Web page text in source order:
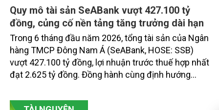
Quy mô tài sản SeABank vượt 427.100 tỷ
đồng, củng cố nền tảng tăng trưởng dài hạn
Trong 6 tháng đầu năm 2026, tổng tài sản của Ngân
hàng TMCP Đông Nam Á (SeABank, HOSE: SSB)
vượt 427.100 tỷ đồng, lợi nhuận trước thuế hợp nhất
đạt 2.625 tỷ đồng. Đồng hành cùng định hướng
SeABank tiếp tục duy trì hoạt động hiệu quả, mở